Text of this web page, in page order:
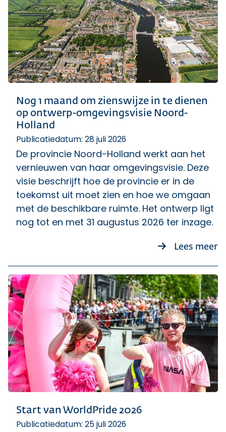
Nog 1 maand om zienswijze in te dienen
op ontwerp-omgevingsvisie Noord-
Holland
Publicatiedatum: 28 juli 2026
De provincie Noord-Holland werkt aan het
vernieuwen van haar omgevingsvisie. Deze
visie beschrijft hoe de provincie er in de
toekomst uit moet zien en hoe we omgaan
met de beschikbare ruimte. Het ontwerp ligt
nog tot en met 31 augustus 2026 ter inzage.
Lees meer
Start van WorldPride 2026
Publicatiedatum: 25 juli 2026